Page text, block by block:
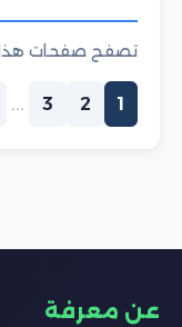
تصفح صفحات
1
2
3
...
عن معرفة